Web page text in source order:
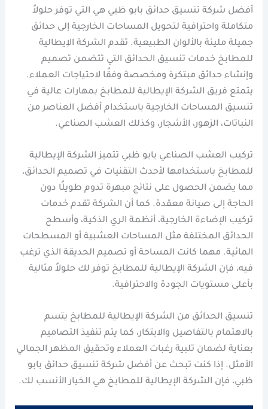
أفضل شركة تنسيق حدائق بابو ظبي هي التي توفر حلولاً
متكاملة واحترافية لتحويل المساحات الخارجية إلى حدائق
جميلة مليئة بالألوان الطبيعية. تقدم الشركة الإيطالية
للمطابخ خدمات تنسيق الحدائق التي تتضمن تصميم
وإنشاء حدائق مبتكرة ومخصصة وفقًا لاحتياجات العملاء.
يتمتع فريق الشركة الإيطالية للمطابخ بمهارات عالية في
تنسيق المساحات الخارجية باستخدام أفضل العناصر من
النباتات، الزهور، الأشجار، وكذلك العشب الصناعي.
تركيب العشب الصناعي بابو ظبي تتميز الشركة الإيطالية
للمطابخ باستخدامها لأحدث التقنيات في تصميم الحدائق،
مما يضمن الحصول على نتائج مبهرة تدوم طويلًا دون
الحاجة إلى صيانة معقدة. كما أن الشركة تقدم خدمات
تركيب الإضاءة الخارجية، أنظمة الري الذكية، وأسطح
الحدائق المختلفة مثل المساحات العشبية أو المسطحات
المائية. مهما كانت المساحة أو تصميم الحديقة الذي ترغب
فيه، فإن الشركة الإيطالية للمطابخ توفر لك حلولاً مثالية
بأعلى مستويات الجودة والاحترافية.
تنسيق الحدائق من الشركة الإيطالية للمطابخ يتسم
بالاهتمام بالتفاصيل والابتكار، كما يتم تنفيذ التصاميم
بعناية لضمان تلبية رغبات العملاء وتحقيق المظهر الجمالي
الأمثل. إذا كنت تبحث عن أفضل شركة تنسيق حدائق بابو
ظبي، فإن الشركة الإيطالية للمطابخ هي الخيار الأنسب لك.